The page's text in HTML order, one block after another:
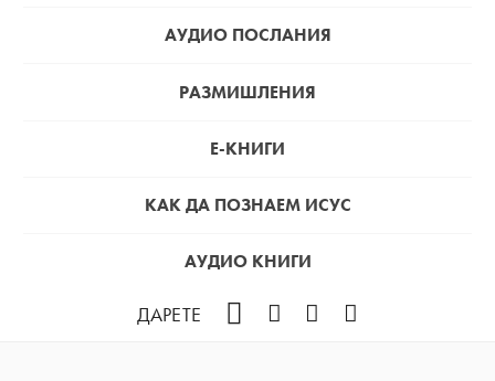
АУДИО ПОСЛАНИЯ
РАЗМИШЛЕНИЯ
Е-КНИГИ
КАК ДА ПОЗНАЕМ ИСУС
АУДИО КНИГИ
ДАРЕТЕ FacebookInstagram
YouTube